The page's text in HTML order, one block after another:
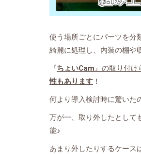
使う場所ごとにパーツを分
綺麗に処理し、内装の棚や
『ちょいCam』の取り付け
性もあります ！
何より導入検討時に驚いた
万が一、取り外したとして
能♪
あまり外したりするケース